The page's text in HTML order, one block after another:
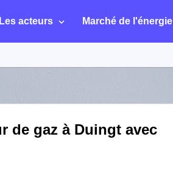
Les acteurs Marché de l'énergie